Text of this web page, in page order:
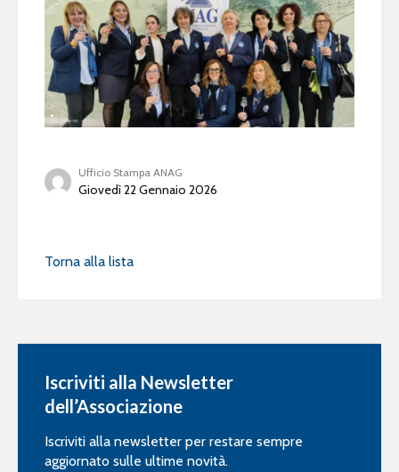
Ufficio Stampa ANAG
Giovedì 22 Gennaio 2026
Torna alla lista
Iscriviti alla Newsletter
dell’Associazione
Iscriviti alla newsletter per restare sempre
aggiornato sulle ultime novità.